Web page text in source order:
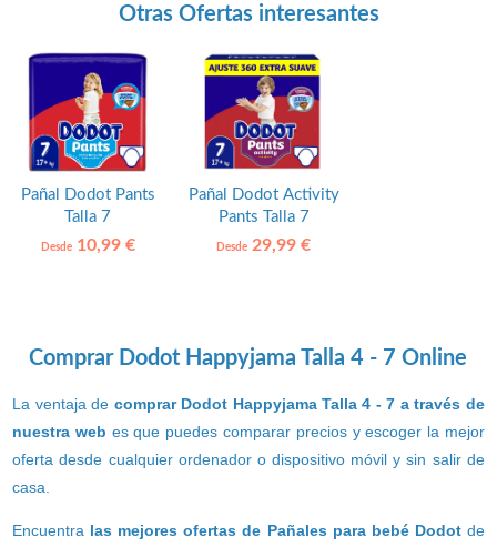
Otras Ofertas interesantes
Pañal Dodot Pants
Talla 7
Desde10,99 €
Pañal Dodot Activity
Pants Talla 7
Desde 29,99 €
Comprar Dodot Happyjama Talla 4 - 7 Online
La ventaja de comprar Dodot Happyjama Talla 4 - 7 a través de
nuestra web es que puedes comparar precios y escoger la mejor
oferta desde cualquier ordenador o dispositivo móvil y sin salir de
casa.
Encuentra las mejores ofertas de Pañales para bebé Dodotde